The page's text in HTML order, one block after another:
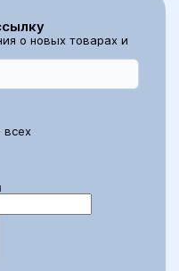
о новых товарах и
всех